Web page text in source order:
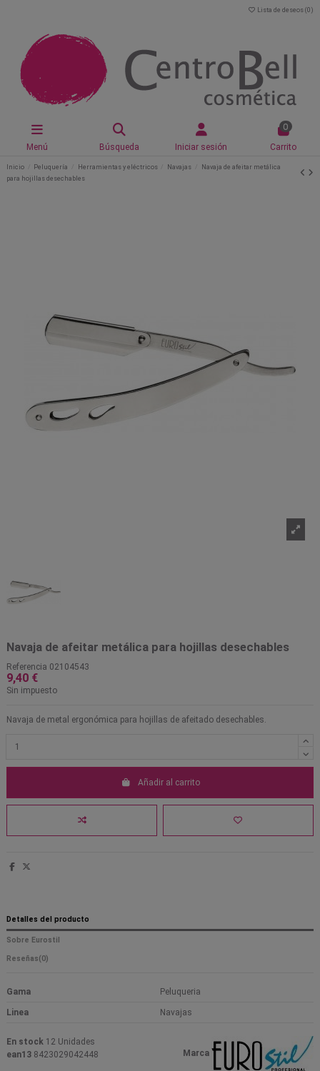
Lista de deseos (0 )
Menú Búsqueda Iniciar sesión
0
Carrito
Inicio Peluquería Herramientas y eléctricos Navajas
Navaja de afeitar metálica
para hojillas desechables
Navaja de afeitar metálica para hojillas desechables
Referencia 02104543
9,40 €
Sin impuesto
Navaja de metal ergonómica para hojillas de afeitado desechables.
Añadir al carrito
Detalles del producto
Sobre Eurostil
Reseñas(0)
Gama Peluqueria
Linea Navajas
Marca
En stock 12 Unidades
ean13 8423029042448